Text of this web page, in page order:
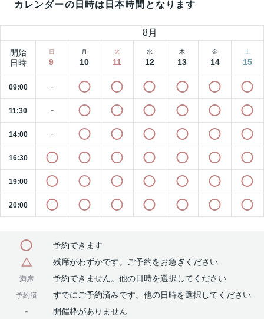
カレンダーの日時は日本時間となります
8月
開始
日時
日
9
月
10
火
11
水
12
木
13
金
14
土
15
09:00
11:30
14:00
16:30
19:00
20:00
-
-
-
予約できます
残席がわずかです。ご予約をお急ぎください
満席 予約できません。他の日時を選択してください
予約済 すでにご予約済みです。他の日時を選択してください
- 開催枠がありません